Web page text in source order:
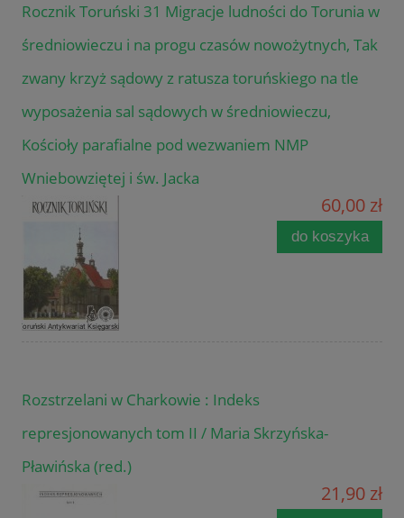
Rocznik Toruński 31 Migracje ludności do Torunia w
średniowieczu i na progu czasów nowożytnych, Tak
zwany krzyż sądowy z ratusza toruńskiego na tle
wyposażenia sal sądowych w średniowieczu,
Kościoły parafialne pod wezwaniem NMP
Wniebowziętej i św. Jacka
60,00 zł
do koszyka
Rozstrzelani w Charkowie : Indeks
represjonowanych tom II / Maria Skrzyńska-
Pławińska (red.)
21,90 zł